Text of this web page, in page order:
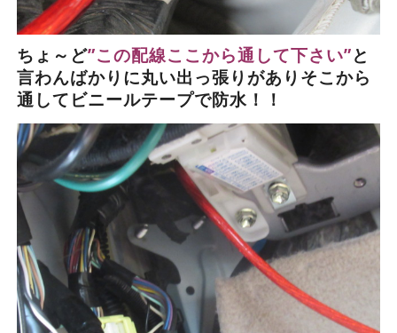
ちょ～ど”この配線ここから通して下さい”と
言わんばかりに丸い出っ張りがありそこから
通してビニールテープで防水！！